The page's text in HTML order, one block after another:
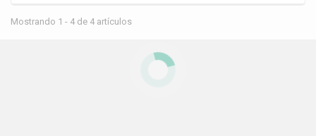
Mostrando 1 - 4 de 4 artículos